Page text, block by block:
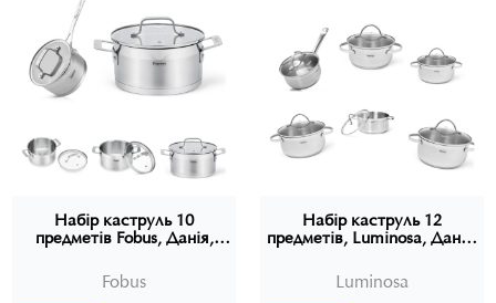
Набір каструль 10
предметів Fobus, Данія,
Fobus
Набір каструль 12
предметів, Luminosa, Данія,
Luminosa